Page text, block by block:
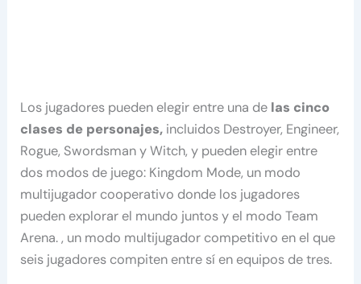
Los jugadores pueden elegir entre una de las cinco
clases de personajes, incluidos Destroyer, Engineer,
Rogue, Swordsman y Witch, y pueden elegir entre
dos modos de juego: Kingdom Mode, un modo
multijugador cooperativo donde los jugadores
pueden explorar el mundo juntos y el modo Team
Arena. , un modo multijugador competitivo en el que
seis jugadores compiten entre sí en equipos de tres.